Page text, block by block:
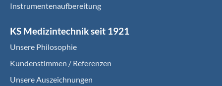
Instrumentenaufbereitung
KS Medizintechnik seit 1921
Unsere Philosophie
Kundenstimmen / Referenzen
Unsere Auszeichnungen